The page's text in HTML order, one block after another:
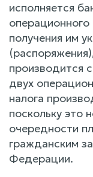
исполняется
получения им
производится
двух
налога
поскольку это
очередности
гражданским
Федерации.